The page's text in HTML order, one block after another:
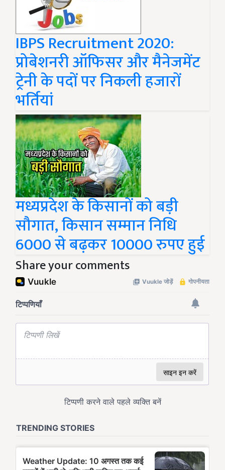
IBPS Recruitment 2020:
प्रोबेशनरी ऑफिसर और मैनेजमेंट
ट्रेनी के पदों पर निकली हजारों
भर्तियां
मध्यप्रदेश के किसानों को बड़ी
सौगात, किसान सम्मान निधि
6000 से बढ़कर 10000 रुपए हुई
Share your comments